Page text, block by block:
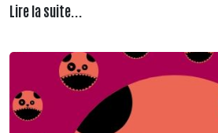
Lire la suite...